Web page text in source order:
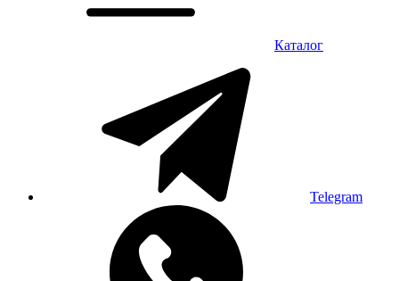
Каталог
Telegram